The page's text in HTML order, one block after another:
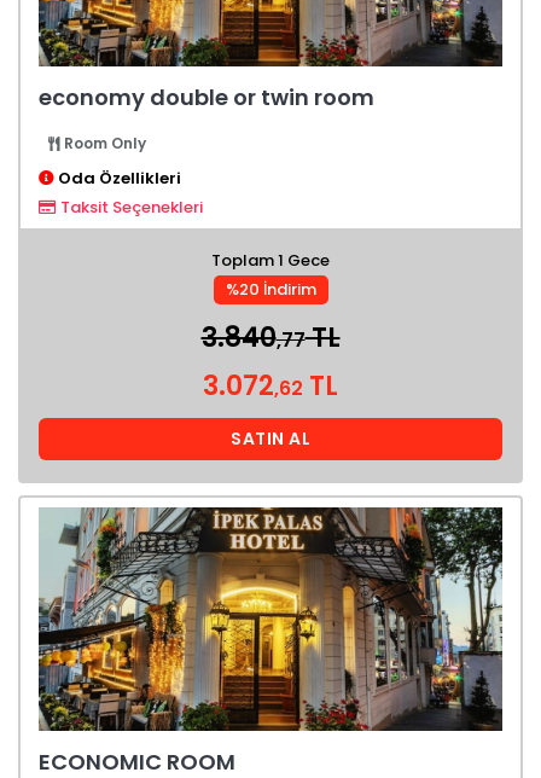
economy double or twin room
Room Only
Oda Özellikleri
Taksit Seçenekleri
Toplam 1 Gece
%20 İndirim
3.840,77TL
3.072,62 TL
SATIN AL
ECONOMIC ROOM